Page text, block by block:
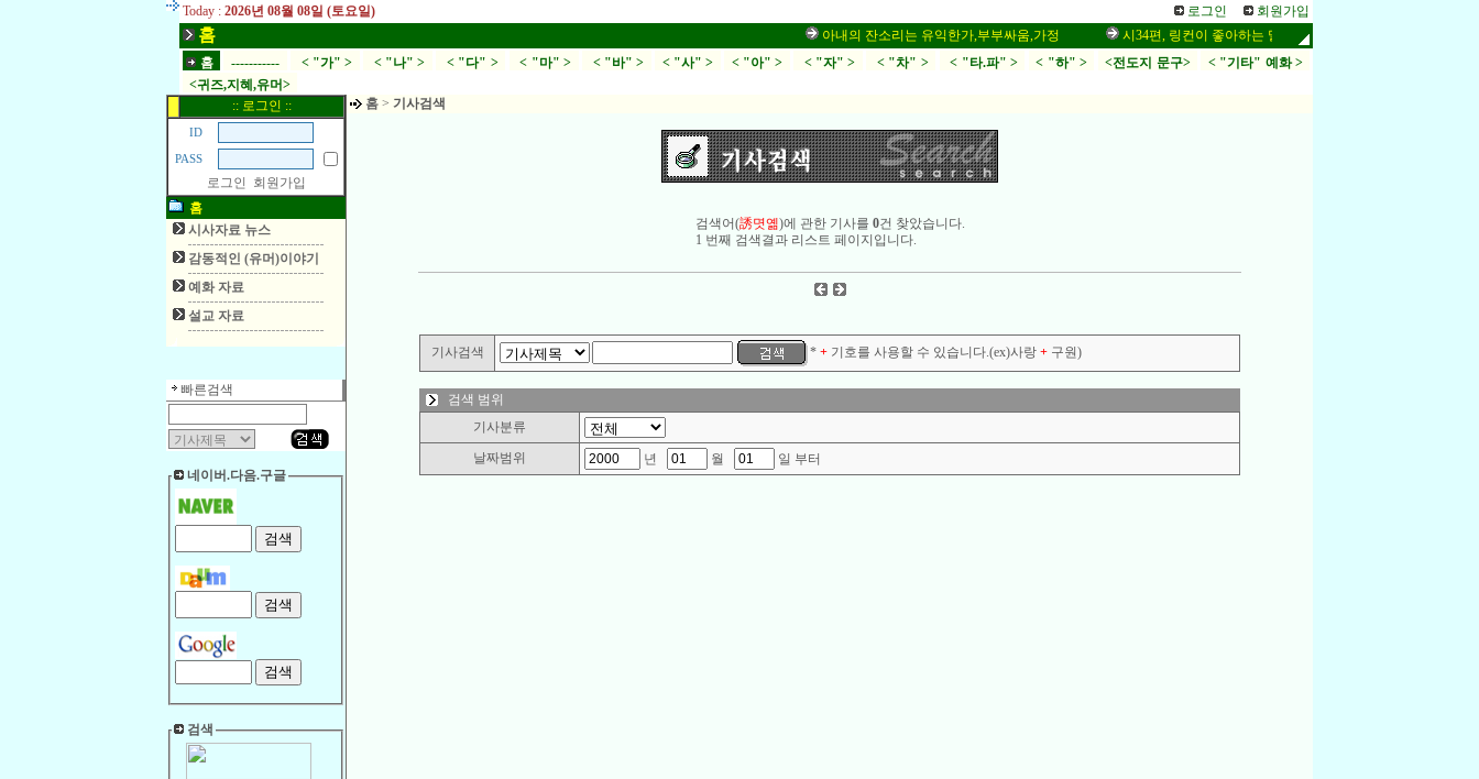
Today : 2026년 08월 08일 (토요일) 로그인 회원가입
홈 아내의 잔소리는 유익한가,부부싸움,가정 시34편, 링컨이 좋아하는 말씀,응답,두려움
홈
----------- < "가" > < "나" > < "다" > < "마" > < "바" > < "사" > < "아" > < "자" > < "차" > < "타.파" > < "하" > <전도지 문구>
< "기타" 예화 >
<귀즈,지혜,유머>
:: 로그인 ::
ID
PASS
로그인
회원가입
홈
시사자료 뉴스
감동적인 (유머)이야기
예화 자료
설교 자료
빠른검색
네이버.다음.구글
검색
홈 > 기사검색
검색어(誘몃옒)에 관한 기사를 0건 찾았습니다.
1 번째 검색결과 리스트 페이지입니다.
기사검색 * + 기호를 사용할 수 있습니다.(ex)사랑 + 구원)
검색 범위
기사분류
날짜범위
년 월 일 부터